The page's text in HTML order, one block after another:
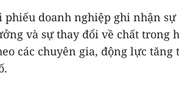
doanh nghiệp ghi nhận sự
và sự thay đổi về chất trong
các chuyên gia, động lực tăng